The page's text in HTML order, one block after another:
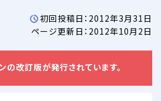
初回投稿日：2012年3月31日
ページ更新日：2012年10月2日
の改訂版が発行されています。